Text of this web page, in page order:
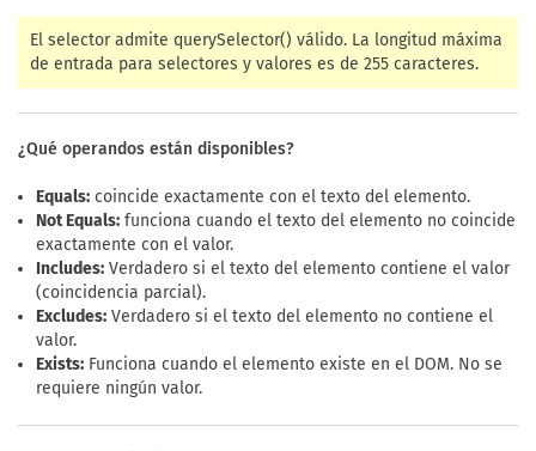
El selector admite querySelector() válido. La longitud máxima
de entrada para selectores y valores es de 255 caracteres.
¿Qué operandos están disponibles?
Equals: coincide exactamente con el texto del elemento.
Not Equals: funciona cuando el texto del elemento no coincide
exactamente con el valor.
Includes: Verdadero si el texto del elemento contiene el valor
(coincidencia parcial).
Excludes: Verdadero si el texto del elemento no contiene el
valor.
Exists: Funciona cuando el elemento existe en el DOM. No se
requiere ningún valor.